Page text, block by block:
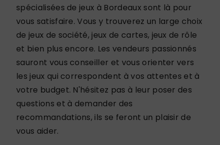
spécialisées de jeux à Bordeaux sont là pour
vous satisfaire. Vous y trouverez un large choix
de jeux de société, jeux de cartes, jeux de rôle
et bien plus encore. Les vendeurs passionnés
sauront vous conseiller et vous orienter vers
les jeux qui correspondent à vos attentes et à
votre budget. N'hésitez pas à leur poser des
questions et à demander des
recommandations, ils se feront un plaisir de
vous aider.